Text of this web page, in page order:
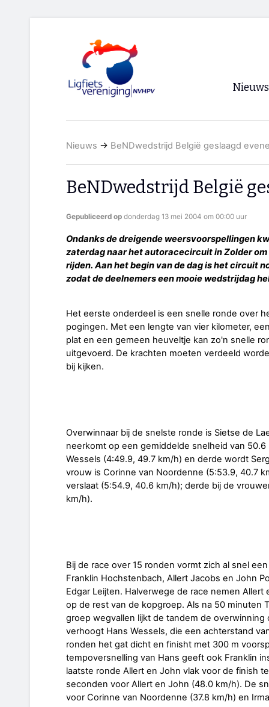
Nieuws
Nieuws → BeNDwedstrijd België geslaagd
BeNDwedstrijd België
Gepubliceerd op donderdag 13 mei 2004 om 00:00 uur
Ondanks de dreigende weersvoorspellingen
zaterdag naar het autoracecircuit in Zolder
rijden. Aan het begin van de dag is het circuit
zodat de deelnemers een mooie wedstrijdag
Het eerste onderdeel is een snelle ronde over
pogingen. Met een lengte van vier kilometer,
plat en een gemeen heuveltje kan zo'n snelle
uitgevoerd. De krachten moeten verdeeld
bij kijken.
Overwinnaar bij de snelste ronde is Sietse de
neerkomt op een gemiddelde snelheid van
Wessels (4:49.9, 49.7 km/h) en derde wordt
vrouw is Corinne van Noordenne (5:53.9, 40.7
verslaat (5:54.9, 40.6 km/h); derde bij de
km/h).
Bij de race over 15 ronden vormt zich al snel
Franklin Hochstenbach, Allert Jacobs en John
Edgar Leijten. Halverwege de race nemen
op de rest van de kopgroep. Als na 50 minuten
groep wegvallen lijkt de tandem de
verhoogt Hans Wessels, die een achterstand
ronden het gat dicht en finisht met 300 m
tempoversnelling van Hans geeft ook Franklin
laatste ronde Allert en John vlak voor de finish
seconden voor Allert en John (48.0 km/h). De
voor Corinne van Noordenne (37.8 km/h) en